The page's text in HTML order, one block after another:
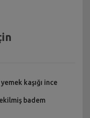
yemek kaşığı ince
badem